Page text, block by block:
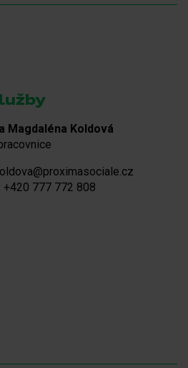
Magdaléna Koldová
+420 777 772 808